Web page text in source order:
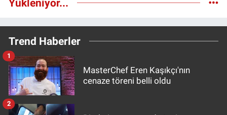
Yükleniyor...
Trend Haberler
MasterChef Eren Kaşıkçı'nın
cenaze töreni belli oldu
1
2